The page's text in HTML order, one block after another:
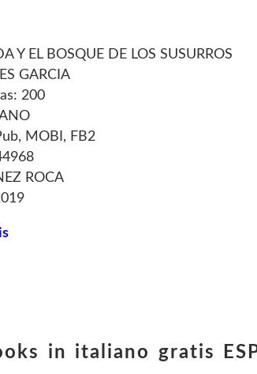
Y EL BOSQUE DE LOS SUSURROS
GARCIA
200
MOBI, FB2
ROCA
in italiano gratis